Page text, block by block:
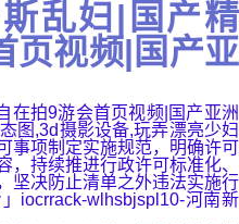
乱妇|国产精
页视频|国产亚
在拍9游会首页视频|国产亚洲
图,3d摄影设备,玩弄漂亮少妇
项制定实施规范，明确许可
持续推进行政许可标准化、
坚决防止清单之外违法实施行
iocrrack-wlhsbjspl10-河南新